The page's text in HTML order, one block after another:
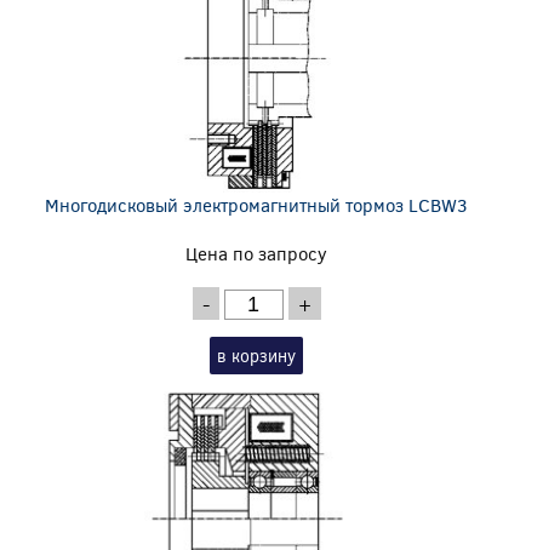
Многодисковый электромагнитный тормоз LCBW3
Цена по запросу
- +
в корзину